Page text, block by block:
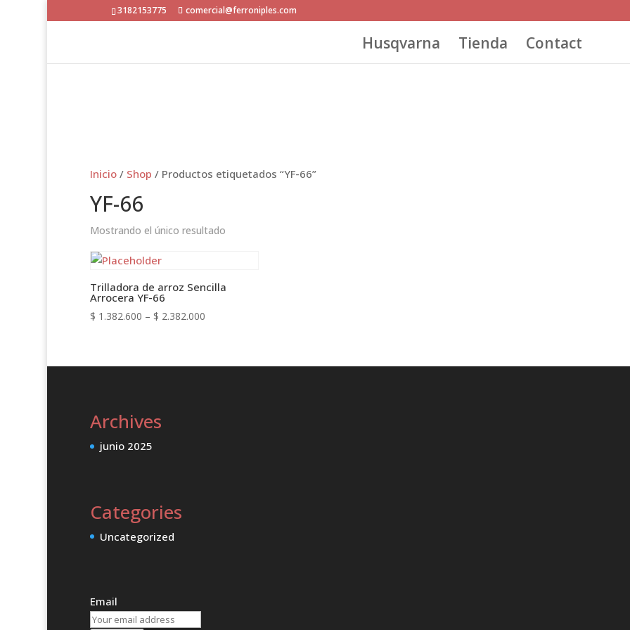
3182153775 comercial@ferroniples.com
Husqvarna Tienda Contact
Inicio/ Shop / Productos etiquetados “YF-66”
YF-66
Mostrando el único resultado
Trilladora de arroz Sencilla
Arrocera YF-66
$ 1.382.600 – $ 2.382.000Price
through
Archives
junio 2025
Categories
Uncategorized
Email